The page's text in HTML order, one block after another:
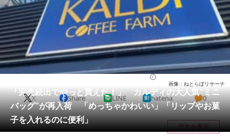
エンタメ クイズ
グルメ 地域
住まい 教育・育児
動物 リサーチ
会員記事
メディア
注目記事を集めた総合ページ
「完売続出でやっと買えた！」 カルディの大人気“ミニ
バッグ”が再入荷 「めっちゃかわいい」「リップやお菓
子を入れるのに便利」
画像：ねとらぼリサーチ
X Share LINE hatena 0
目次を表示